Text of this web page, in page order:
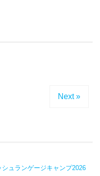
Next »
ュランゲージキャンプ2026